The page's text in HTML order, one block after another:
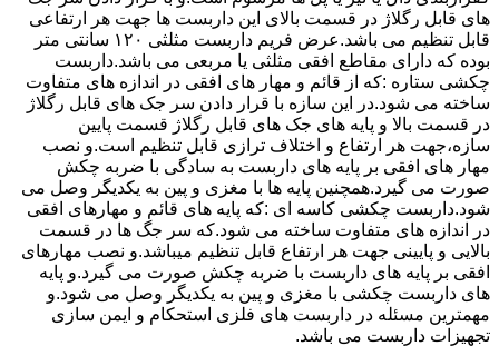
های قابل رگلاژ در قسمت بالای این داربست ها جهت هر ارتفاعی
قابل تنظیم می باشد.عرض فریم داربست مثلثی ۱۲۰ سانتی متر
بوده که دارای مقاطع افقی مثلثی یا مربعی می باشد.داربست
چکشی ستاره :که از قائم و مهار های افقی در اندازه های متفاوت
ساخته می شود.در این سازه با قرار دادن سر جک های قابل رگلاژ
در قسمت بالا و پایه های جک های قابل رگلاژ قسمت پایین
سازه،جهت هر ارتفاع و اختلاف ترازی قابل تنظیم است.و نصب
مهار های افقی بر پایه های داربست به سادگی با ضربه چکش
صورت می گیرد.همچنین پایه ها با مغزی و پین به یکدیگر وصل می
شود.داربست چکشی کاسه ای :که پایه های قائم و مهارهای افقی
در اندازه های متفاوت ساخته می شود.که سر جگ ها در قسمت
بالایی و پایینی جهت هر ارتفاع قابل تنظیم میباشد.و نصب مهارهای
افقی بر پایه های داربست با ضربه چکش صورت می گیرد.و پایه
های داربست چکشی با مغزی و پین به یکدیگر وصل می شود.و
مهمترین مسئله در داربست های فلزی استحکام و ایمن سازی
تجهیزات داربست می باشد.